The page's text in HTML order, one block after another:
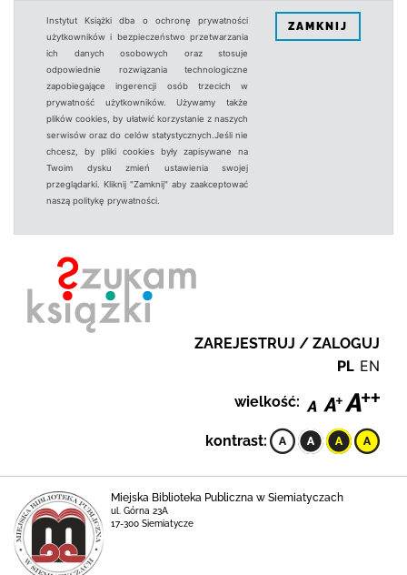
Instytut Książki dba o ochronę prywatności
użytkowników i bezpieczeństwo przetwarzania
ich danych osobowych oraz stosuje
odpowiednie rozwiązania technologiczne
zapobiegające ingerencji osób trzecich w
prywatność użytkowników. Używamy także
plików cookies, by ułatwić korzystanie z naszych
serwisów oraz do celów statystycznych.Jeśli nie
chcesz, by pliki cookies były zapisywane na
Twoim dysku zmień ustawienia swojej
przeglądarki. Kliknij "Zamknij" aby zaakceptować
naszą politykę prywatności.
ZAMKNIJ
ZAREJESTRUJ / ZALOGUJ
PL EN
wielkość:
kontrast:
Miejska Biblioteka Publiczna w Siemiatyczach
ul. Górna 23A
17-300 Siemiatycze